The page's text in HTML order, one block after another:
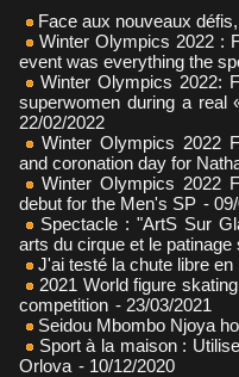
Face aux nouveaux
Winter Olympics 2022 :
event was everything the
Winter Olympics 2022:
superwomen during a
22/02/2022
Winter Olympics 2022
and coronation day for
Winter Olympics 2022
debut for the Men's SP -
Spectacle : "ArtS Sur
arts du cirque et le patinage
J'ai testé la chute libre en
2021 World figure
competition - 23/03/2021
Seidou Mbombo Njoya
Sport à la maison :
Orlova - 10/12/2020